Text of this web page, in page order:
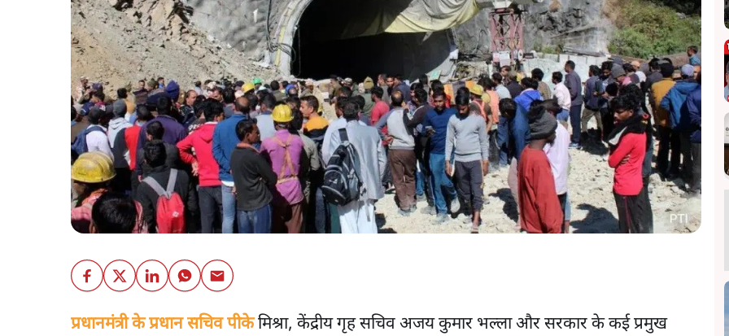
प्रधानमंत्री के प्रधान सचिव पीकेमिश्रा, केंद्रीय गृह सचिव अजय कुमार भल्ला और सरकार के कई प्रमुख